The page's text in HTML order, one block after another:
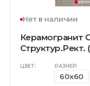
Нет в наличии
Керамогранит
Структур.Рект.
ЦВЕТ: РАЗМЕР:
60x60